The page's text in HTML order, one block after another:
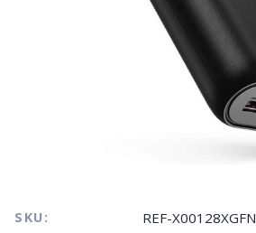
SKU: REF-X00128XGFN